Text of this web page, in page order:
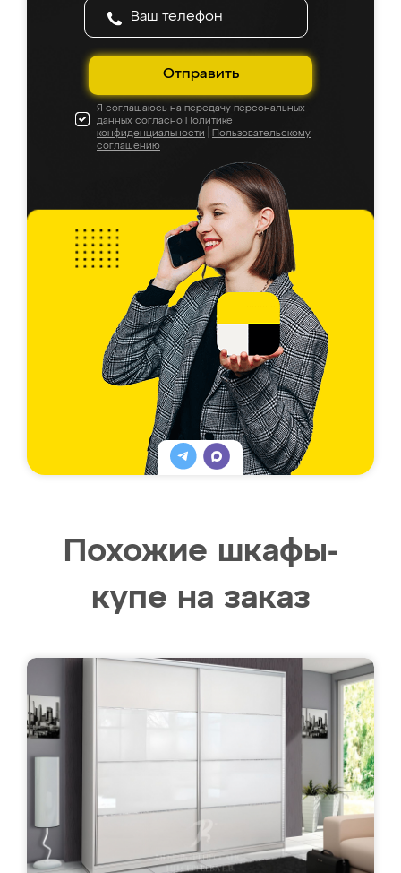
Отправить
Я соглашаюсь на передачу персональных
данных согласно Политике
конфиденциальности
Пользовательскому
соглашению
Похожие шкафы-
купе на заказ